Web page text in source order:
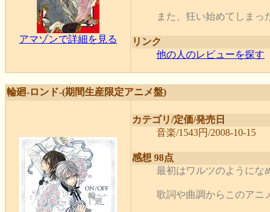
アマゾンで詳細を見る
また、狂い始めてしまっ
リンク
他の人のレビューを探す
輪廻-ロンド-(期間生産限定アニメ盤)
カテゴリ/定価/発売日
音楽/1543円/2008-10-15
感想 98点
最初はワルツのようにな
歌詞や曲調からこのアニ